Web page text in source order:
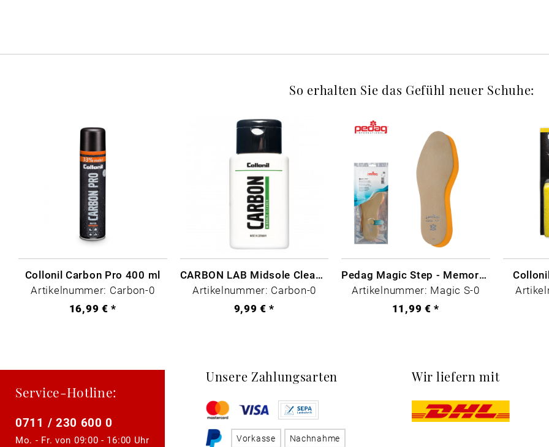
So erhalten Sie das Gefühl neuer Schuhe:
Collonil Carbon Pro 400 ml
Artikelnummer: Carbon-0
16,99 € *
CARBON LAB Midsole Cleaner
Artikelnummer: Carbon-0
9,99 € *
Pedag Magic Step - Memory Schaum
Artikelnummer: Magic S-0
11,99 € *
Service-Hotline:
0711 / 230 600 0
Mo. - Fr. von 09:00 - 16:00 Uhr
Unsere Zahlungsarten
Vorkasse Nachnahme
Wir liefern mit